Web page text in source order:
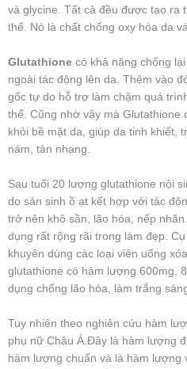
và glycine. Tất cả đều được tạo ra
thể. Nó là chất chống oxy hóa da
Glutathione có khả năng chống
ngoài tác động lên da. Thêm vào
gốc tự do hỗ trợ làm chậm quá
thể. Cũng nhờ vậy mà Glutathione
khỏi bề mặt da, giúp da tinh khiết,
nám, tàn nhang.
Sau tuổi 20 lượng glutathione nội
do sản sinh ồ ạt kết hợp với tác
trở nên khô sần, lão hóa, nếp
dụng rất rộng rãi trong làm đẹp.
khuyên dùng các loại viên uống
glutathione có hàm lượng 600mg,
dụng chống lão hóa, làm trắng
Tuy nhiên theo nghiên cứu hàm
phụ nữ Châu Á.Đây là hàm lượng
hàm lượng chuẩn và là hàm lượng